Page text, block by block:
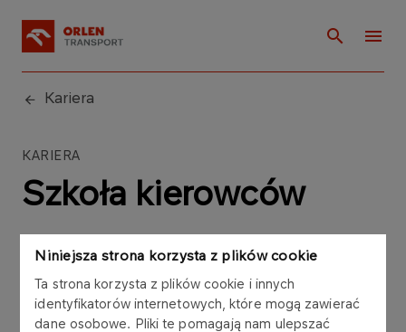
Niniejsza strona korzysta z plików cookie
Ta strona korzysta z plików cookie i innych
identyfikatorów internetowych, które mogą zawierać
dane osobowe. Pliki te pomagają nam ulepszać
Kariera
KARIERA
Szkoła kierowców
Masz ukończone 21 lat? Chcesz zostać